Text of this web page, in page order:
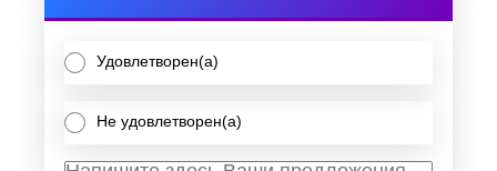
Удовлетворен(а)
Не удовлетворен(а)